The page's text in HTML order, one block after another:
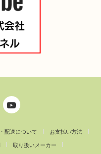
配送について お支払い方法
取り扱いメーカー